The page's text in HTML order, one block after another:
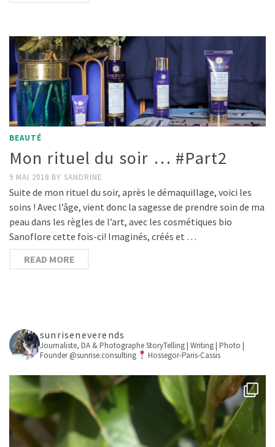
BEAUTÉ
Mon rituel du soir … #Part2
9 MAI 2018 BY SANDRINE
Suite de mon rituel du soir, après le démaquillage, voici les
soins ! Avec l’âge, vient donc la sagesse de prendre soin de ma
peau dans les règles de l’art, avec les cosmétiques bio
Sanoflore cette fois-ci! Imaginés, créés et …
READ MORE
sunriseneverends
Journaliste, DA & PhotographeStoryTelling | Writing | Photo |
Founder @sunrise.consulting
Hossegor-Paris-Cassis